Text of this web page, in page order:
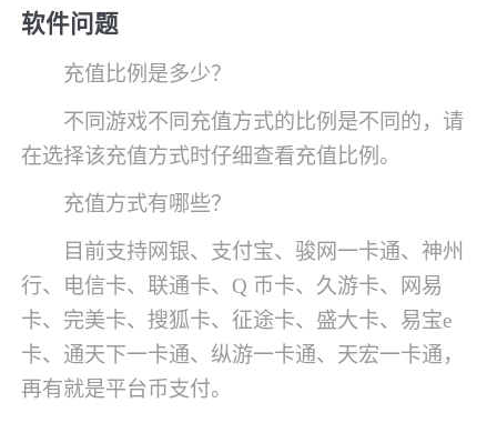
软件问题
充值比例是多少？
不同游戏不同充值方式的比例是不同的，请
在选择该充值方式时仔细查看充值比例。
充值方式有哪些？
目前支持网银、支付宝、骏网一卡通、神州
行、电信卡、联通卡、Q 币卡、久游卡、网易
卡、完美卡、搜狐卡、征途卡、盛大卡、易宝e
卡、通天下一卡通、纵游一卡通、天宏一卡通，
再有就是平台币支付。